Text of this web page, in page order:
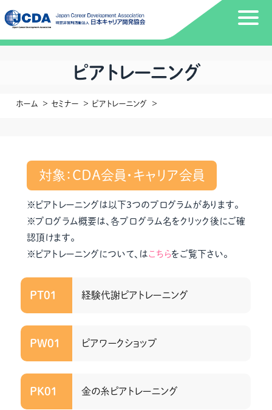
ピアトレーニング
ホーム セミナー ピアトレーニング
対象：CDA会員・キャリア会員
※ピアトレーニングは以下３つのプログラムがあります。
※プログラム概要は、各プログラム名をクリック後にご確
認頂けます。
※ピアトレーニングについて、はこちらをご覧下さい。
PT01 経験代謝ピアトレーニング
PW01 ピアワークショップ
PK01 金の糸ピアトレーニング